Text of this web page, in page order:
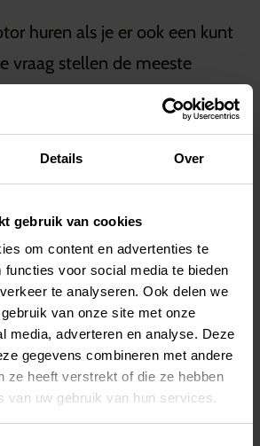
Details Over
gebruik van cookies
om content en advertenties te
functies voor social media te bieden
te analyseren. Ook delen we
van onze site met onze
media, adverteren en analyse. Deze
gegevens combineren met andere
ze heeft verstrekt of die ze hebben
van uw gebruik van hun services.
huren als je er ook een kunt
vraag stellen de meeste
een motorfiets te kopen
het kopen van een motorfiets
investering kan zijn, kan huren
betere optie zijn. Hier zijn de
huren van een motorfiets ten
kopen ervan;
in vergelijking met het
motorfiets
voordelen van het huren
de kosteneffectiviteit in
bezitten van een motor. De